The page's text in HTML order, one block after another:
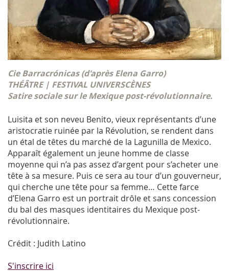
Cie Barracrónicas (d'après Elena Garro)
THÉÂTRE | FESTIVAL UNIVERSCÈNES
Satire sociale sur le Mexique post-révolutionnaire.
Luisita et son neveu Benito, vieux représentants d’une
aristocratie ruinée par la Révolution, se rendent dans
un étal de têtes du marché de la Lagunilla de Mexico.
Apparaît également un jeune homme de classe
moyenne qui n’a pas assez d’argent pour s’acheter une
tête à sa mesure. Puis ce sera au tour d’un gouverneur,
qui cherche une tête pour sa femme… Cette farce
d’Elena Garro est un portrait drôle et sans concession
du bal des masques identitaires du Mexique post-
révolutionnaire.
Crédit : Judith Latino
S'inscrire ici